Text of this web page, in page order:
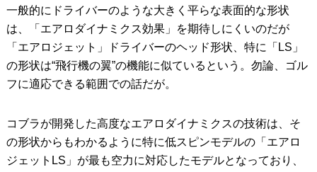
一般的にドライバーのような大きく平らな表面的な形状
は、「エアロダイナミクス効果」を期待しにくいのだが
「エアロジェット」ドライバーのヘッド形状、特に「LS」
の形状は“飛行機の翼”の機能に似ているという。勿論、ゴル
フに適応できる範囲での話だが。
コブラが開発した高度なエアロダイナミクスの技術は、そ
の形状からもわかるように特に低スピンモデルの「エアロ
ジェットLS」が最も空力に対応したモデルとなっており、